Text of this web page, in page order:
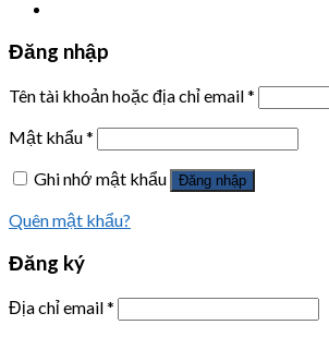
Đăng nhập
Tên tài khoản hoặc địa chỉ email*
Mật khẩu*
Ghi nhớ mật khẩu
Đăng nhập
Quên mật khẩu?
Đăng ký
Địa chỉ email*